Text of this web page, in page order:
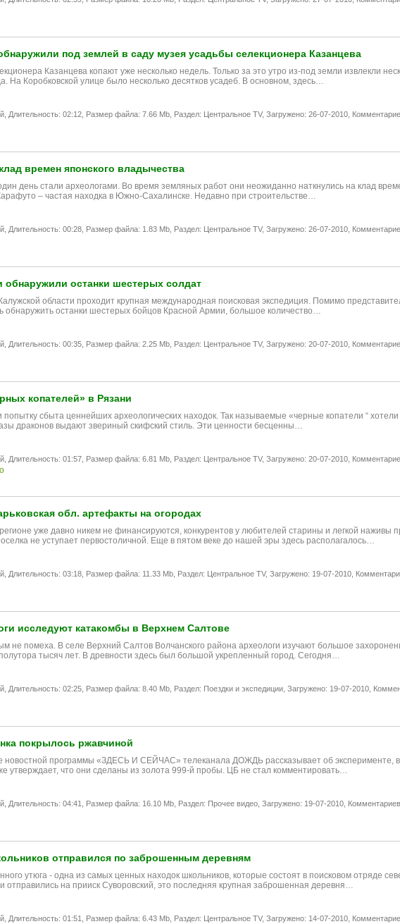
под землей в саду музея усадьбы селекционера Казанцева
Казанцева копают уже несколько недель. Только за это утро из-под земли извлекли
На Коробковской улице было несколько десятков усадеб. В основном, здесь…
Длительность: 02:12, Размер файла: 7.66 Mb, Раздел: Центральное TV, Загружено: 26-07-2010,
времен японского владычества
день стали археологами. Во время земляных работ они неожиданно наткнулись на клад
– частая находка в Южно-Сахалинске. Недавно при строительстве…
Длительность: 00:28, Размер файла: 1.83 Mb, Раздел: Центральное TV, Загружено: 26-07-2010,
обнаружили останки шестерых солдат
области проходит крупная международная поисковая экспедиция. Помимо
обнаружить останки шестерых бойцов Красной Армии, большое количество…
Длительность: 00:35, Размер файла: 2.25 Mb, Раздел: Центральное TV, Загружено: 20-07-2010,
копателей» в Рязани
сбыта ценнейших археологических находок. Так называемые «черные копатели “
драконов выдают звериный скифский стиль. Эти ценности бесценны…
Длительность: 01:57, Размер файла: 6.81 Mb, Раздел: Центральное TV, Загружено: 20-07-2010,
обл. артефакты на огородах
уже давно никем не финансируются, конкурентов у любителей старины и легкой
не уступает первостоличной. Еще в пятом веке до нашей эры здесь располагалось…
Длительность: 03:18, Размер файла: 11.33 Mb, Раздел: Центральное TV, Загружено: 19-07-2010,
исследуют катакомбы в Верхнем Салтове
не помеха. В селе Верхний Салтов Волчанского района археологи изучают большое
тысяч лет. В древности здесь был большой укрепленный город. Сегодня…
Длительность: 02:25, Размер файла: 8.40 Mb, Раздел: Поездки и экспедиции, Загружено: 19-07-2010,
покрылось ржавчиной
новостной программы «ЗДЕСЬ И СЕЙЧАС» телеканала ДОЖДЬ рассказывает об эксперименте,
утверждает, что они сделаны из золота 999-й пробы. ЦБ не стал комментировать…
Длительность: 04:41, Размер файла: 16.10 Mb, Раздел: Прочее видео, Загружено: 19-07-2010,
отправился по заброшенным деревням
утюга - одна из самых ценных находок школьников, которые состоят в поисковом отряде
отправились на прииск Суворовский, это последняя крупная заброшенная деревня…
Длительность: 01:51, Размер файла: 6.43 Mb, Раздел: Центральное TV, Загружено: 14-07-2010,